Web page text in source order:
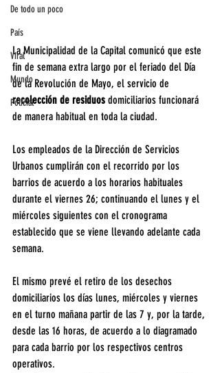
De todo un poco
País
Viral
Mundo
Policial
La Municipalidad de la Capital comunicó que este
fin de semana extra largo por el feriado del Día
de la Revolución de Mayo, el servicio de
recolección de residuos domiciliarios funcionará
de manera habitual en toda la ciudad.
Los empleados de la Dirección de Servicios
Urbanos cumplirán con el recorrido por los
barrios de acuerdo a los horarios habituales
durante el viernes 26; continuando el lunes y el
miércoles siguientes con el cronograma
establecido que se viene llevando adelante cada
semana.
El mismo prevé el retiro de los desechos
domiciliarios los días lunes, miércoles y viernes
en el turno mañana partir de las 7 y, por la tarde,
desde las 16 horas, de acuerdo a lo diagramado
para cada barrio por los respectivos centros
operativos.